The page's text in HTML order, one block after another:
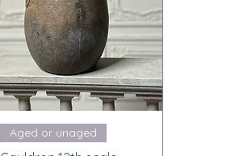
Snabbvisning
Aged or unaged